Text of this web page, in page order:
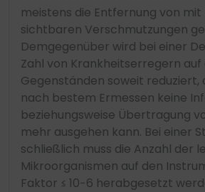
meistens die Entfernung von
sichtbaren Verschmutzungen
Demgegenüber wird bei einer
Zahl von Krankheitserregern auf
Gegenständen soweit reduziert,
nach bestem Ermessen keine
beziehungsweise Übertragung
mehr ausgehen kann. Bei einer
schließlich muss die Anzahl der
Mikroorganismen auf den
Faktor ≤ 10−6 herabgesetzt